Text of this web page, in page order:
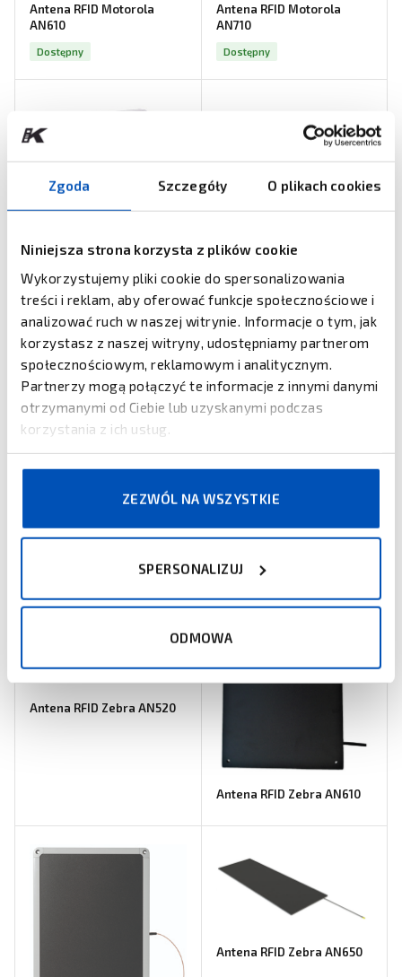
Zgoda Szczegóły O plikach cookies
Niniejsza strona korzysta z plików cookie
Wykorzystujemy pliki cookie do spersonalizowania
treści i reklam, aby oferować funkcje społecznościowe i
analizować ruch w naszej witrynie. Informacje o tym, jak
korzystasz z naszej witryny, udostępniamy partnerom
społecznościowym, reklamowym i analitycznym.
Partnerzy mogą połączyć te informacje z innymi danymi
otrzymanymi od Ciebie lub uzyskanymi podczas
korzystania z ich usług.
ZEZWÓL NA WSZYSTKIE
SPERSONALIZUJ
ODMOWA
Antena RFID Motorola
AN610
Dostępny
Antena RFID Motorola
AN710
Dostępny
Antena RFID Motorola
AN720
Dostępny
Antena RFID Zebra AN440
Antena RFID Zebra AN480
Antena RFID Zebra AN520
Antena RFID Zebra AN610
Antena RFID Zebra AN650